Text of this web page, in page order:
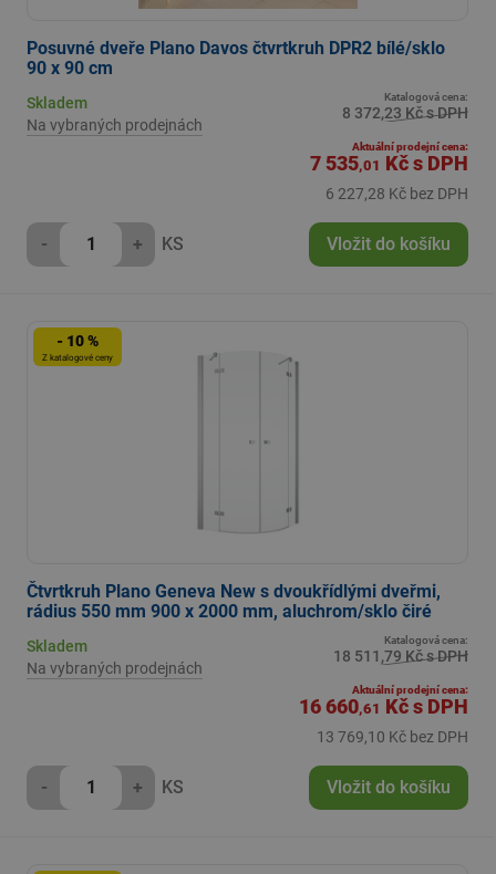
Posuvné dveře Plano Davos čtvrtkruh DPR2 bílé/sklo
90 x 90 cm
Skladem
Na vybraných prodejnách
Katalogová cena:
8 372,23 Kč s DPH
Aktuální prodejní cena:
7 535,01 Kčs DPH
6 227,28 Kč bez DPH
- + KS Vložit do košíku
- 10 %
Z katalogové ceny
Čtvrtkruh Plano Geneva New s dvoukřídlými dveřmi,
rádius 550 mm 900 x 2000 mm, aluchrom/sklo čiré
Skladem
Na vybraných prodejnách
Katalogová cena:
18 511,79 Kč s DPH
Aktuální prodejní cena:
16 660,61 Kčs DPH
13 769,10 Kč bez DPH
- + KS Vložit do košíku